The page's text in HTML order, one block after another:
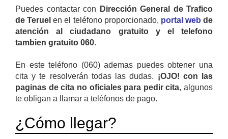
Puedes contactar con
Dirección General de Trafico
de Teruel en el teléfono proporcionado, portal web de
atención al ciudadano gratuito y el telefono
tambien gratuito 060.
En este teléfono (060) ademas puedes obtener una
cita y te resolverán todas las dudas. ¡OJO! con las
paginas de cita no oficiales para pedir cita, algunos
te obligan a llamar a teléfonos de pago.
¿Cómo llegar?